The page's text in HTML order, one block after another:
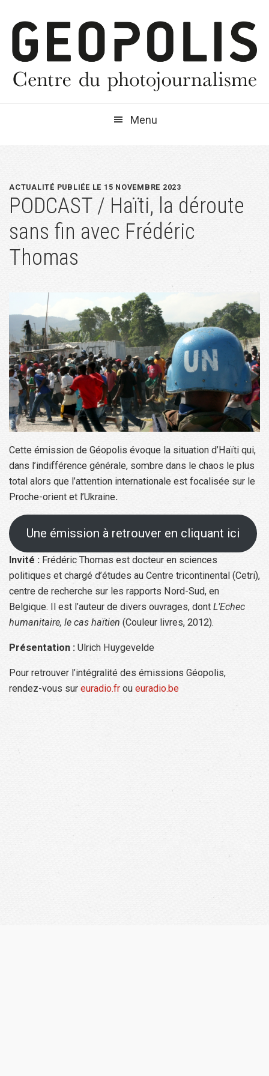
navigation
principale
contenu
principal
barre
latérale
Menu
ACTUALITÉ PUBLIÉE LE 15 NOVEMBRE 2023
PODCAST / Haïti, la déroute
sans fin avec Frédéric
Thomas
Cette émission de Géopolis évoque la situation d’Haïti qui,
dans l’indifférence générale, sombre dans le chaos le plus
total alors que l’attention internationale est focalisée sur le
Proche-orient et l’Ukraine.
Une émission à retrouver en cliquant ici
Invité : Frédéric Thomas est docteur en sciences
politiques et chargé d’études au Centre tricontinental (Cetri),
centre de recherche sur les rapports Nord-Sud, en
Belgique. Il est l’auteur de divers ouvrages, dont L’Echec
humanitaire, le cas haïtien (Couleur livres, 2012).
Présentation : Ulrich Huygevelde
Pour retrouver l’intégralité des émissions Géopolis,
rendez-vous sur euradio.fr ou euradio.be